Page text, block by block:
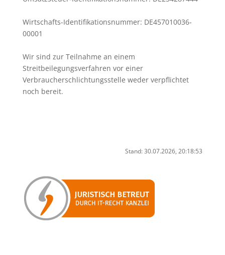
Wirtschafts-Identifikationsnummer: DE457010036-
00001
Wir sind zur Teilnahme an einem
Streitbeilegungsverfahren vor einer
Verbraucherschlichtungsstelle weder verpflichtet
noch bereit.
Stand: 30.07.2026, 20:18:53